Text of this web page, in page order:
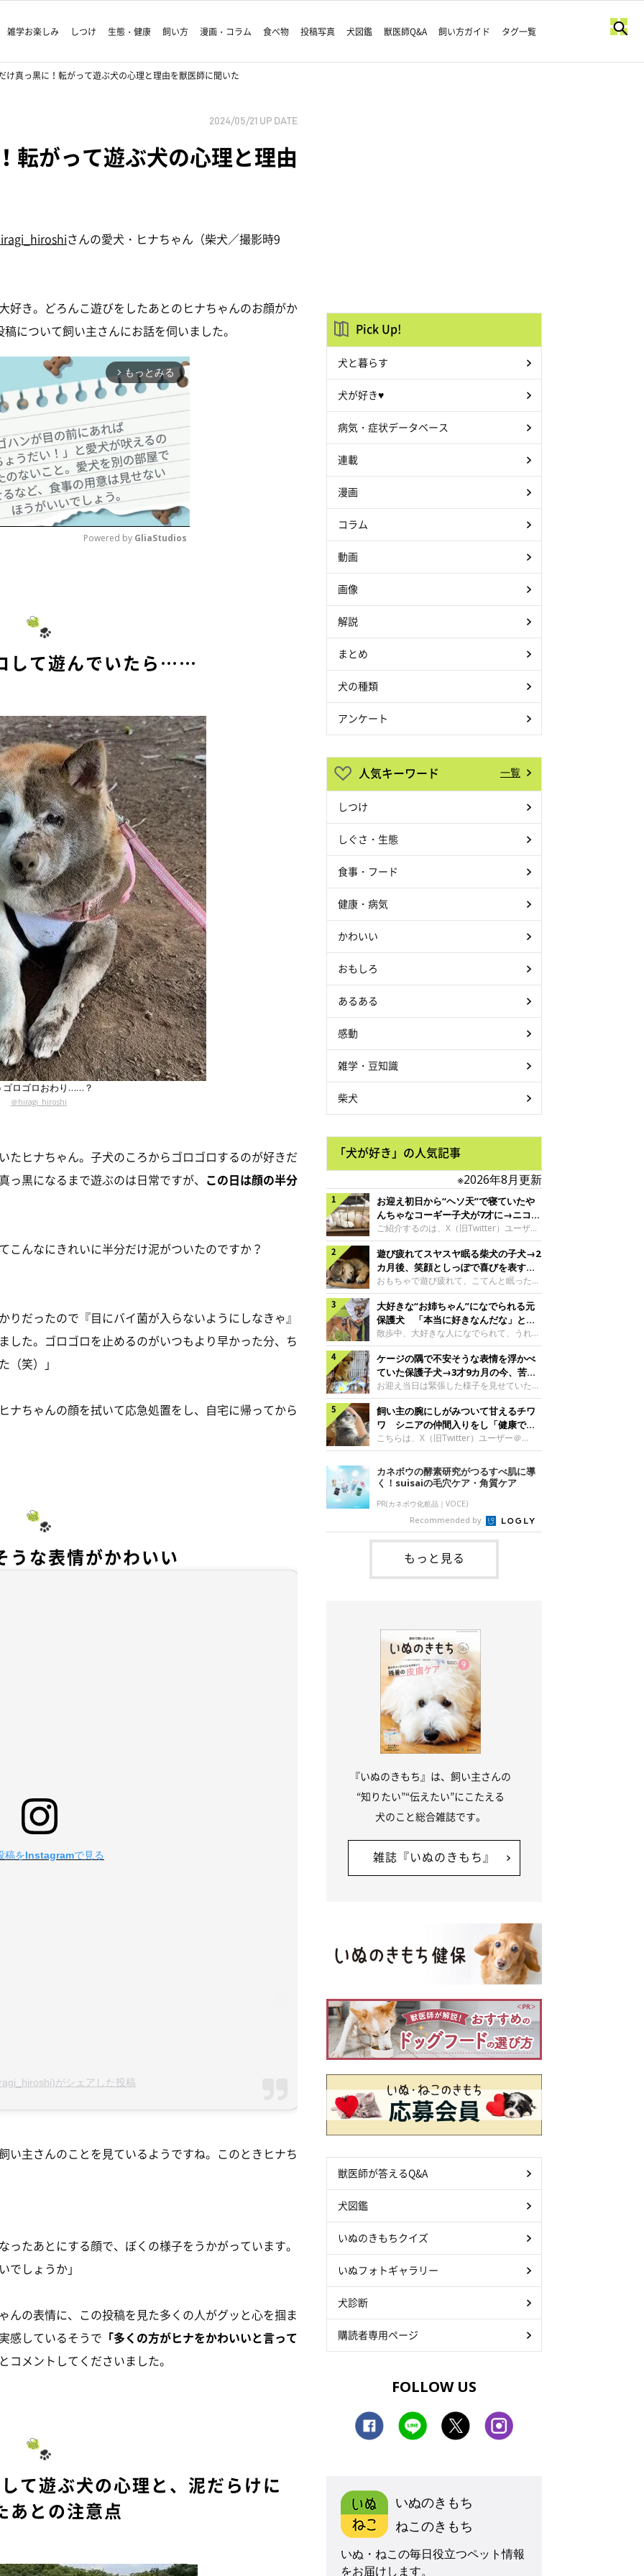
雑学お楽しみ しつけ 生態・健康 飼い方 漫画・コラム 食べ物 投稿写真 犬図鑑 獣医師Q&A 飼い方ガイド タグ一覧
け真っ黒に！転がって遊ぶ犬の心理と理由を獣医師に聞いた
2024/05/21 UP DATE
転がって遊ぶ犬の心理と理由
さんの愛犬・ヒナちゃん（柴犬／撮影時9
好き。どろんこ遊びをしたあとのヒナちゃんのお顔がか
について飼い主さんにお話を伺いました。
arrow_forward_ios もっとみる
Powered by GliaStudios
して遊んでいたら……
ゴロゴロおわり……？
＠hiragi_hiroshi
たヒナちゃん。子犬のころからゴロゴロするのが好きだ
黒になるまで遊ぶのは日常ですが、 この日は顔の半分
んなにきれいに半分だけ泥がついたのですか？
だったので『目にバイ菌が入らないようにしなきゃ』
した。ゴロゴロを止めるのがいつもより早かった分、ち
（笑）」
ナちゃんの顔を拭いて応急処置をし、自宅に帰ってから
うな表情がかわいい
稿をInstagramで見る
がシェアした投稿
主さんのことを見ているようですね。このときヒナち
たあとにする顔で、ぼくの様子をうかがっています。
でしょうか」
んの表情に、この投稿を見た多くの人がグッと心を掴ま
感しているそうで 「多くの方がヒナをかわいいと言って
コメントしてくださいました。
て遊ぶ犬の心理と、泥だらけに
あとの注意点
Pick Up!
犬と暮らす
犬が好き♥
病気・症状データベース
連載
漫画
コラム
動画
画像
解説
まとめ
犬の種類
アンケート
人気キーワード 一覧
しつけ
しぐさ・生態
食事・フード
健康・病気
かわいい
おもしろ
あるある
感動
雑学・豆知識
柴犬
「犬が好き」の人気記事
※2026年8月更新
お迎え初日から“ヘソ天”で寝ていたや
んちゃなコーギー子犬が7才に→ニコニ
コ“コーギースマイル”が魅力のコに成
長！
ご紹介するのは、X（旧Twitter）ユーザー
＠Kus1oKg2vsgdWS2さんの愛犬でウェル
シュ・コーギー・ペンブロークの神楽ちゃ
ん。今年の8月で7才になるという神楽ちゃ
んですが、いったいどんな子犬時代を過ご
したのでしょうか。今回は、神楽ちゃんの
成長を飼い主さんと振り返ります！神楽ち
ゃんの成長について聞いた！お迎えから数
日後の神楽ちゃん（撮影時生後2カ月）＠
Kus1oKg2vsgdWS2――お迎え当初の神楽
ちゃんの様子について教えてください。飼
い主さん： 「お迎え当日から“ヘソ天”で寝
るようなコでし
遊び疲れてスヤスヤ眠る柴犬の子犬→2
カ月後、笑顔としっぽで喜びを表すコ
に成長！
おもちゃで遊び疲れて、こてんと眠った子
犬。あれから2カ月、表情や行動にさまざ
まな変化が見られるようになりました。遊
び疲れて眠る生後2カ月のなっちゃん遊び
疲れた様子のなっちゃん。@Pkndg_紹介
するのは、X（旧Twitter）ユーザー
@Pkndg_さんの愛犬・なっちゃん（取材
時、生後4カ月／柴犬）。こちらの写真
は、なっちゃんが生後2カ月のころに撮影
された一枚です。この日、なっちゃんは家
族と一緒におもちゃで遊んでいました。た
くさん遊んで疲れたのか、その後は眠り始
めたそうです。眠るなっちゃん。
@Pkndg_
大好きな“お姉ちゃん”になでられる元
保護犬 「本当に好きなんだな」と感
じる表情にほっこり
散歩中、大好きな人になでられて、うれし
そうな表情を見せる元保護犬。甘えるよう
な姿に、見ているこちらまでほっこりしま
す。大好きな“お姉ちゃん”に甘える小次郎
くん妹さんになでてもらい、うれしそうな
表情を見せる小次郎くん（2026年6月撮
影）。@mika_Jimmy紹介するのは、X（旧
Twitter）ユーザー@mika_Jimmyさんの愛
犬・小次郎くん（撮影時5才）。こちら
は、飼い主さんの妹さんと一緒に散歩をし
日、飼い主さんは実家から自宅へ帰る途
中、妹さんと公園で待ち合わせ
ケージの隅で不安そうな表情を浮かべ
ていた保護子犬→3才9カ月の今、苦手
を克服し頼もしいコに成長！
お迎え当日は緊張した様子を見せていた元
野犬の保護子犬。あれから約3年半、苦手
だったことを一つひとつ克服し、家族に寄
り添う姿を見せています。お迎え当日、ケ
ージの隅で不安そうにお迎え当日のシルビ
アちゃん。@nemonemotos今回紹介する
のは、X（旧Twitter）ユーザー
@nemonemotosさんの愛犬・シルビアち
ゃん（撮影当時、生後推定2カ月）。飼い
主さんが「#最初に撮った一枚」として投
稿した写真には、ケージの隅で不安そうな
表情を浮かべるシルビアちゃんの姿が写っ
ていました。こちらは、保護犬だったシル
飼い主の腕にしがみついて甘えるチワ
ワ シニアの仲間入りをし「健康で穏
やかな暮らしが続いてほしい」と願う
こちらは、X（旧Twitter）ユーザー＠
kotubusuke617さんが投稿した写真。写
っているのは、愛犬でチワワのつぶしゃん
（本名：こつぶちゃん）です。飼い主さん
の腕にしがみつくつぶしゃん（撮影時6
才）＠kotubusuke617撮影当時の状況に
ついて伺うと、飼い主さんはこう教えてく
れました。飼い主さん： 「ある休日のこ
とです。私がソファに座った途端にひざの
上にのってきたので、そのままなでながら
テレビを見ていたのですが、微動だにしな
いので気になって見てみると、腕にしがみ
カネボウの酵素研究がつるすべ肌に導
く！suisaiの毛穴ケア・角質ケア
PR(カネボウ化粧品｜VOCE)
Recommended by
もっと見る
『いぬのきもち』は、飼い主さんの
“知りたい”“伝えたい”にこたえる
犬のこと総合雑誌です。
雑誌『いぬのきもち』
獣医師が答えるQ&A
犬図鑑
いぬのきもちクイズ
いぬフォトギャラリー
犬診断
購読者専用ページ
FOLLOW US
いぬのきもち
ねこのきもち
いぬ・ねこの毎日役立つペット情報
をお届けします。